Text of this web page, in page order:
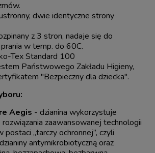
dwie identyczne strony
z 3 stron, nadaje się do
w temp. do 60C.
Tex Standard 100
Państwowego Zakładu Higieny,
"Bezpieczny dla dziecka".
Aegis - dzianina wykorzystuje
zaawansowanej technologii
postaci „tarczy ochronnej”, czyli
antymikrobiotyczną oraz